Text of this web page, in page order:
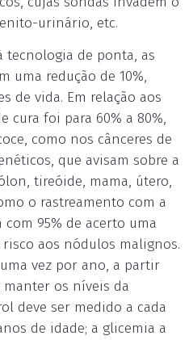
urinário, etc.
tecnologia de ponta, as
uma redução de 10%,
de vida. Em relação aos
cura foi para 60% a 80%,
como nos cânceres de
que avisam sobre a
tireóide, mama, útero,
o rastreamento com a
95% de acerto uma
aos nódulos malignos.
vez por ano, a partir
manter os níveis da
deve ser medido a cada
de idade; a glicemia a